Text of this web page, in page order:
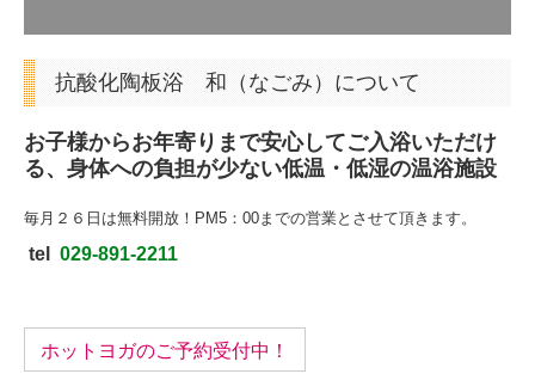
抗酸化陶板浴 和（なごみ）について
お子様からお年寄りまで安心してご入浴いただけ
る、身体への負担が少ない低温・低湿の温浴施設
毎月２６日は無料開放！PM5：00までの営業とさせて頂きます。
tel 029-891-2211
ホットヨガのご予約受付中！